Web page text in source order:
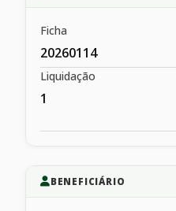
Ficha
20260114
Liquidação
1
BENEFICIÁRIO